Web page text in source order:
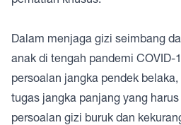
Dalam menjaga gizi seimbang
anak di tengah pandemi COVID-
persoalan jangka pendek
tugas jangka panjang yang
persoalan gizi buruk dan